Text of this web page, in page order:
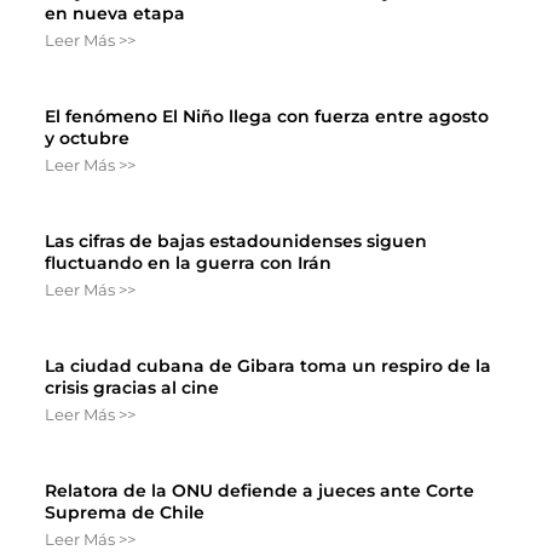
en nueva etapa
Leer Más >>
El fenómeno El Niño llega con fuerza entre agosto
y octubre
Leer Más >>
Las cifras de bajas estadounidenses siguen
fluctuando en la guerra con Irán
Leer Más >>
La ciudad cubana de Gibara toma un respiro de la
crisis gracias al cine
Leer Más >>
Relatora de la ONU defiende a jueces ante Corte
Suprema de Chile
Leer Más >>